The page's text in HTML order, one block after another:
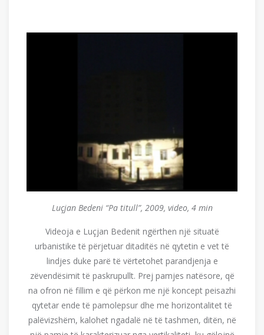
Luçjan Bedeni “Pa titull”, 2009, video, 4 min
Videoja e Luçjan Bedenit ngërthen një situatë
urbanistike të përjetuar ditaditës në qytetin e vet të
lindjes duke parë të vërtetohet parandjenja e
zëvendësimit të paskrupullt. Prej pamjes natësore, që
na ofron në fillim e që përkon me një koncept peisazhi
qytetar ende të pamolepsur dhe me horizontalitet të
palëvizshëm, kalohet ngadalë në të tashmen, ditën, në